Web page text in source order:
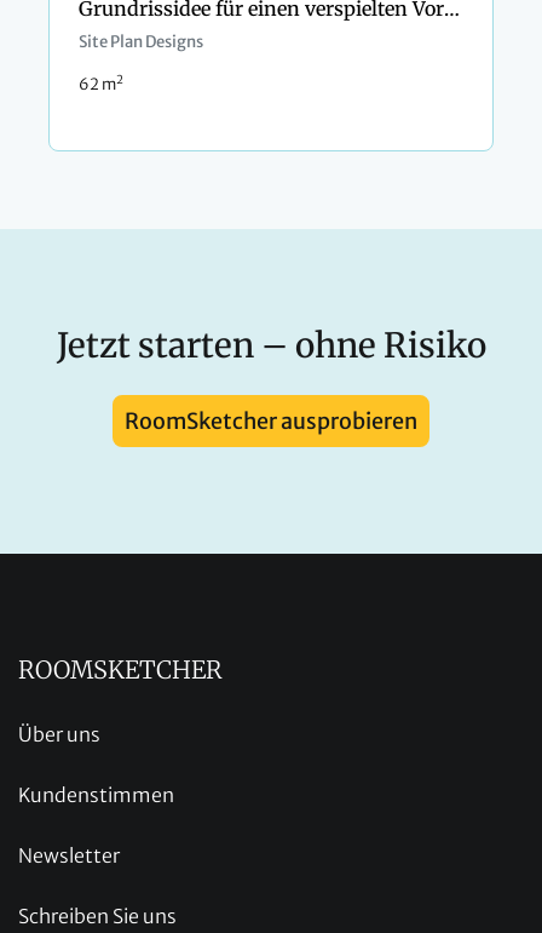
Grundrissidee für einen verspielten Vorgarten
Site Plan Designs
62 m2
Jetzt starten – ohne Risiko
RoomSketcher ausprobieren
ROOMSKETCHER
Über uns
Kundenstimmen
Newsletter
Schreiben Sie uns